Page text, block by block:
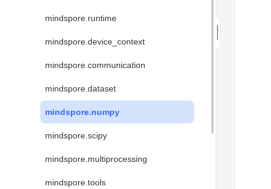
mindspore.runtime
mindspore.device_context
mindspore.communication
mindspore.dataset
mindspore.numpy
mindspore.scipy
mindspore.multiprocessing
mindspore.tools